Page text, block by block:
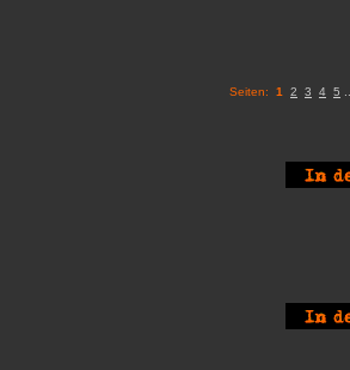
Seiten: 1 2 3 4 5